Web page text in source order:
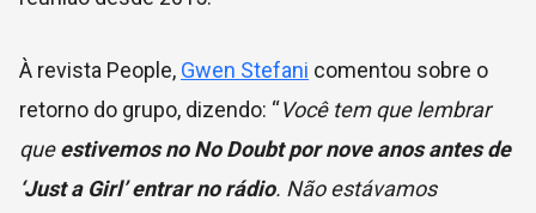
À revista People, Gwen Stefani comentou sobre o
retorno do grupo, dizendo: “Você tem que lembrar
queestivemos no No Doubt por nove anos antes de
‘Just a Girl’ entrar no rádio. Não estávamos